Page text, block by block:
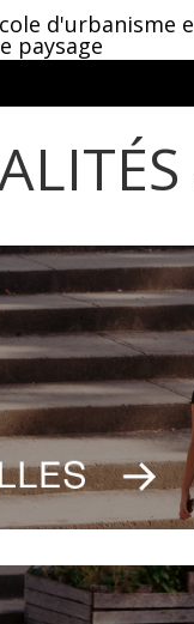
d'urbanisme
paysage